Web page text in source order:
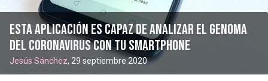
Esta aplicación es capaz de analizar el genoma
del coronavirus con tu Smartphone
Jesús Sánchez, 29 septiembre 2020